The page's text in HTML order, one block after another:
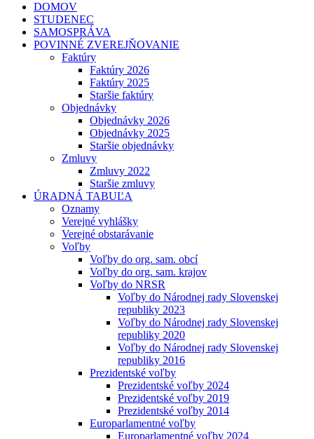
DOMOV
STUDENEC
SAMOSPRÁVA
POVINNÉ ZVEREJŇOVANIE
Faktúry
Faktúry 2026
Faktúry 2025
Staršie faktúry
Objednávky
Objednávky 2026
Objednávky 2025
Staršie objednávky
Zmluvy
Zmluvy 2022
Staršie zmluvy
ÚRADNÁ TABUĽA
Oznamy
Verejné vyhlášky
Verejné obstarávanie
Voľby
Voľby do org. sam. obcí
Voľby do org. sam. krajov
Voľby do NRSR
Voľby do Národnej rady Slovenskej
republiky 2023
Voľby do Národnej rady Slovenskej
republiky 2020
Voľby do Národnej rady Slovenskej
republiky 2016
Prezidentské voľby
Prezidentské voľby 2024
Prezidentské voľby 2019
Prezidentské voľby 2014
Europarlamentné voľby
Europarlamentné voľby 2024